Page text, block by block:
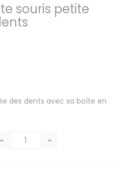
souris petite
des dents avec sa boîte en